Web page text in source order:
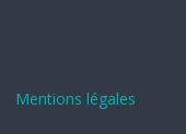
Mentions légales